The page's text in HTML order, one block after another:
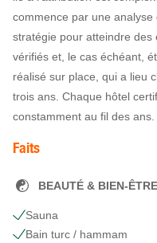
commence par une
stratégie pour atteindre des
vérifiés et, le cas échéant,
réalisé sur place, qui a lieu
trois ans. Chaque hôtel
constamment au fil des ans.
Faits
BEAUTÉ & BIEN-ÊTRE
Sauna
Bain turc / hammam